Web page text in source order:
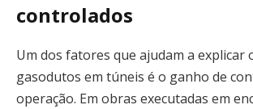
controlados
Um dos fatores que ajudam a explicar
gasodutos em túneis é o ganho de
operação. Em obras executadas em